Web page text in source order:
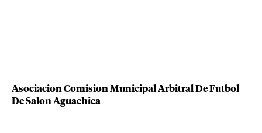
Asociacion Comision Municipal Arbitral De Futbol
De Salon Aguachica